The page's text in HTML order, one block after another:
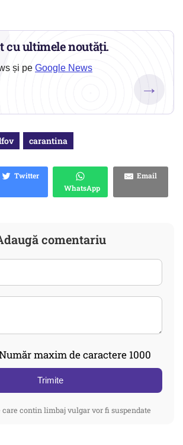
cu ultimele noutăți.
și pe Google News
→
carantina
Twitter
WhatsApp
Email
comentariu
maxim de caractere 1000
Trimite
contin limbaj vulgar vor fi suspendate